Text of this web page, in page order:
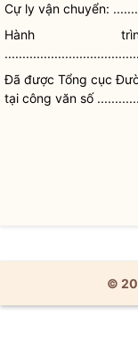
Cự ly vận chuyển:
Hành
Đã được Tổng cục
tại công văn số
©